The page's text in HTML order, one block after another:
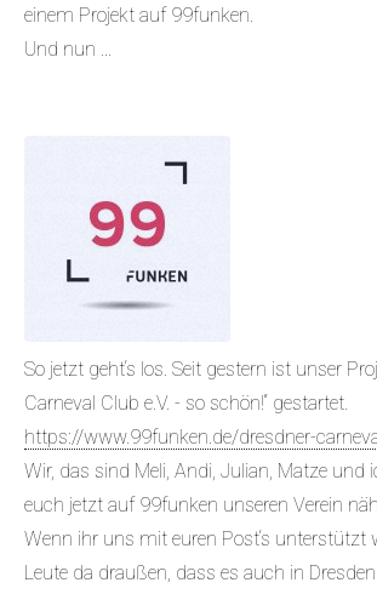
einem Projekt auf 99funken.
Und nun ...
So jetzt geht‘s los. Seit gestern ist unser
Carneval Club e.V. - so schön!“ gestartet.
https://www.99funken.de/dresdner-
Wir, das sind Meli, Andi, Julian, Matze und
euch jetzt auf 99funken unseren Verein
Wenn ihr uns mit euren Post‘s unterstützt
Leute da draußen, dass es auch in